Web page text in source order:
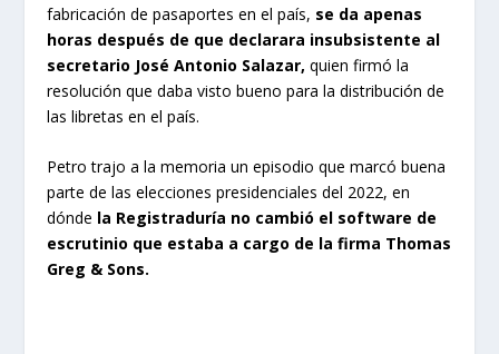
fabricación de pasaportes en el país, se da apenas
horas después de que declarara insubsistente al
secretario José Antonio Salazar, quien firmó la
resolución que daba visto bueno para la distribución de
las libretas en el país.
Petro trajo a la memoria un episodio que marcó buena
parte de las elecciones presidenciales del 2022, en
dónde la Registraduría no cambió el software de
escrutinio que estaba a cargo de la firma Thomas
Greg & Sons.